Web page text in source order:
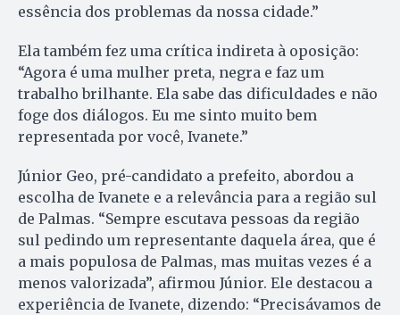
essência dos problemas da nossa cidade.”
Ela também fez uma crítica indireta à oposição:
“Agora é uma mulher preta, negra e faz um
trabalho brilhante. Ela sabe das dificuldades e não
foge dos diálogos. Eu me sinto muito bem
representada por você, Ivanete.”
Júnior Geo, pré-candidato a prefeito, abordou a
escolha de Ivanete e a relevância para a região sul
de Palmas. “Sempre escutava pessoas da região
sul pedindo um representante daquela área, que é
a mais populosa de Palmas, mas muitas vezes é a
menos valorizada”, afirmou Júnior. Ele destacou a
experiência de Ivanete, dizendo: “Precisávamos de